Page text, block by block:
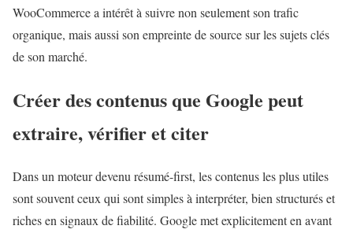
WooCommerce a intérêt à suivre non seulement son trafic
organique, mais aussi son empreinte de source sur les sujets clés
de son marché.
Créer des contenus que Google peut
extraire, vérifier et citer
Dans un moteur devenu résumé-first, les contenus les plus utiles
sont souvent ceux qui sont simples à interpréter, bien structurés et
riches en signaux de fiabilité. Google met explicitement en avant